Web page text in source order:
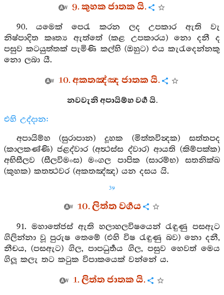
9. කුහක ජාතක යි.
90. යමෙක් පෙරැ කරන ලද උපකාර ඇති වැ
නිෂ්පාදිත කෘත්‍ය ඇත්තේ (කළ උපකාරය) නො දනී ද
පසුව කටයුත්තක් පැමිණි කල්හි (ඔහුට) එය කැරැදෙන්නකු
නො ලබා යී.
10. අකතඤ්ඤ ජාතක යි.
නවවැනි අපායිම්හ වර්‍ග යි.
එහි උද්දාන:
අපායිම්හ (සුරාපාන) දූහක (මිත්තවින්‍දක) සත්තපද
(කාලකණ්ණි) ජළද්වාර (අත්‍ථස්ස ද්වාර) ආයති (කිම්පක්ක)
අභිසීලව (සීලවිමංස) මංගල පාපික (සාරම්භ) සතනික්ඛ
(කුහක) කතත්‍ථවර (අකතඤ්ඤ) යන දසය යි.
39
10. ලිත්ත වර්‍ගය
91. මහාතේජස් ඇති හලාහලවිෂයෙන් රැඳුණු පසඇට
ගිලින්නා වූ පුරුෂ තෙමේ (එහි විෂ රැඳුණු බව) නො දනී,
නීචය, (පසඇට) ගිල, පාපධුර්‍තය ගිල, පසුව හෙවත් මෙය
ගිලූ කලැ තට කටුක විපාකයෙක් වන්නේ ය.
1. ලිත්ත ජාතක යි.